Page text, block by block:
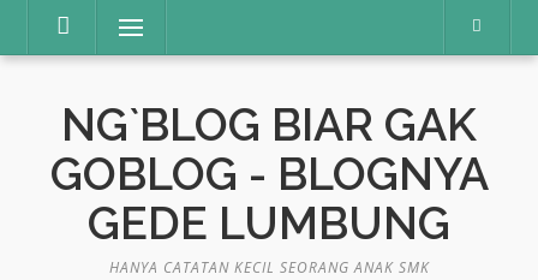
content
Menu
NG`BLOG BIAR GAK
GOBLOG - BLOGNYA
GEDE LUMBUNG
HANYA CATATAN KECIL SEORANG ANAK SMK